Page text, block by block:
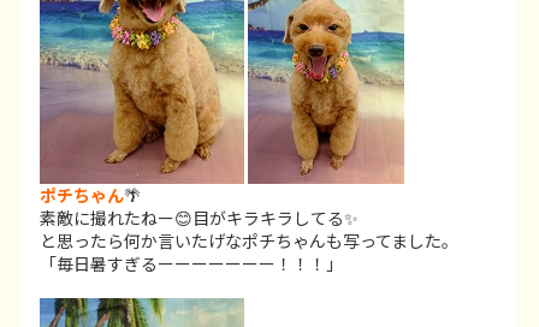
ポチちゃん🌴
素敵に撮れたねー😊目がキラキラしてる✨
と思ったら何か言いたげなポチちゃんも写ってました。
「毎日暑すぎるーーーーーーー！！！」